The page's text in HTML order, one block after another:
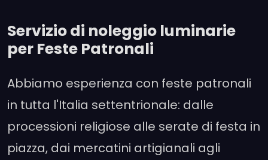
Servizio di noleggio luminarie
per Feste Patronali
Abbiamo esperienza con feste patronali
in tutta l'Italia settentrionale: dalle
processioni religiose alle serate di festa in
piazza, dai mercatini artigianali agli